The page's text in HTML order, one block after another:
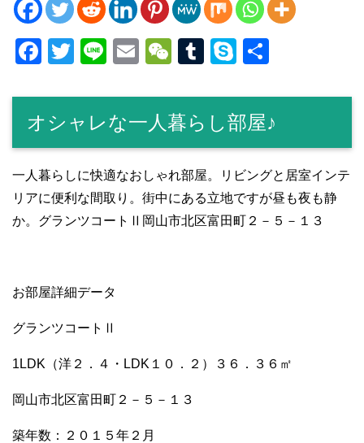
F
c
e
b
o
o
k
T
tt
er
Li
e
E
ail
W
C
h
at
T
m
bl
r
S
p
e
オシャレな一人暮らし部屋♪
一人暮らしに快適なおしゃれ部屋。リビングと居室インテ
リアに便利な間取り。街中にある立地ですが昼も夜も静
か。グランツコートⅡ岡山市北区富田町２－５－１３
お部屋詳細データ
グランツコートⅡ
1LDK（洋２．４・LDK１０．２）３６．３６㎡
岡山市北区富田町２－５－１３
築年数：２０１５年２月